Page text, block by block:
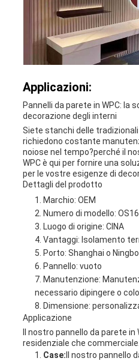
Applicazioni:
Pannelli da parete in WPC: la
decorazione degli interni
Siete stanchi delle
richiedono costante
noiose nel tempo?perché il
WPC è qui per fornire una
per le vostre esigenze di
Dettagli del prodotto
Marchio: OEM
Numero di modello:
Luogo di origine: CINA
Vantaggi: Isolamento
Porto: Shanghai o
Pannello: vuoto
Manutenzione:
necessario dipingere o
Dimensione:
Applicazione
Il nostro pannello da parete
residenziale che commerciale.
Case: Il nostro pannello